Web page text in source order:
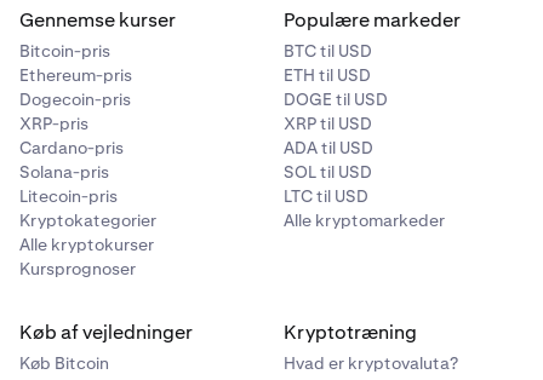
Gennemse kurser
Bitcoin-pris
Ethereum-pris
Dogecoin-pris
XRP-pris
Cardano-pris
Solana-pris
Litecoin-pris
Kryptokategorier
Alle kryptokurser
Kursprognoser
Populære markeder
BTC til USD
ETH til USD
DOGE til USD
XRP til USD
ADA til USD
SOL til USD
LTC til USD
Alle kryptomarkeder
Køb af vejledninger
Køb Bitcoin
Kryptotræning
Hvad er kryptovaluta?